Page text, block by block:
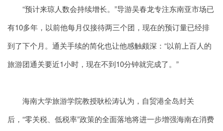
“预计来琼人数会持续增长。”导游吴春龙专注东南亚市场已
有10多年，以前他每月仅接待两三个团，现在的预订量已经排
到了下个月。通关手续的简化也让他感触颇深：“以前上百人的
旅游团通关要近1小时，现在不到10分钟就完成了。”
海南大学旅游学院教授耿松涛认为，自贸港全岛封关
后，“零关税、低税率”政策的全面落地将进一步增强海南在消费